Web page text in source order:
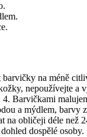
na méně
nepoužívejte a
Barvičkami
a mýdlem, barvy
na obličeji déle než
dospělé osoby.